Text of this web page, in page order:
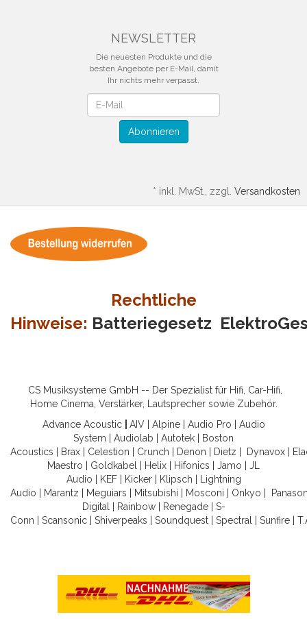
NEWSLETTER
Die neuesten Produkte und die
besten Angebote per E-Mail, damit
Ihr nichts mehr verpasst.
Abonnieren
* inkl. MwSt., zzgl. Versandkosten
Rechtliche
Hinweise: Batteriegesetz
CS Musiksysteme GmbH -- Der Spezialist für Hifi, Car-Hifi,
Home Cinema, Verstärker, Lautsprecher sowie Zubehör.
Advance Acoustic
AIV| Alpine| Audio Pro
Audio
System
Audiolab Autotek
Boston
Acoustics
Brax Celestion Crunch Denon Dietz Dynavox
Maestro
Goldkabel Helix Hifonics Jamo
JL
Audio
KEF| Kicker| Klipsch
Lightning
Audio
Marantz Meguiars Mitsubishi Mosconi Onkyo
Digital
Rainbow| Renegade| S-
Conn
Scansonic Shiverpeaks Soundquest Spectral Sunfire